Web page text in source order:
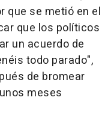
que se metió en el
que los políticos
un acuerdo de
todo parado",
de bromear
meses